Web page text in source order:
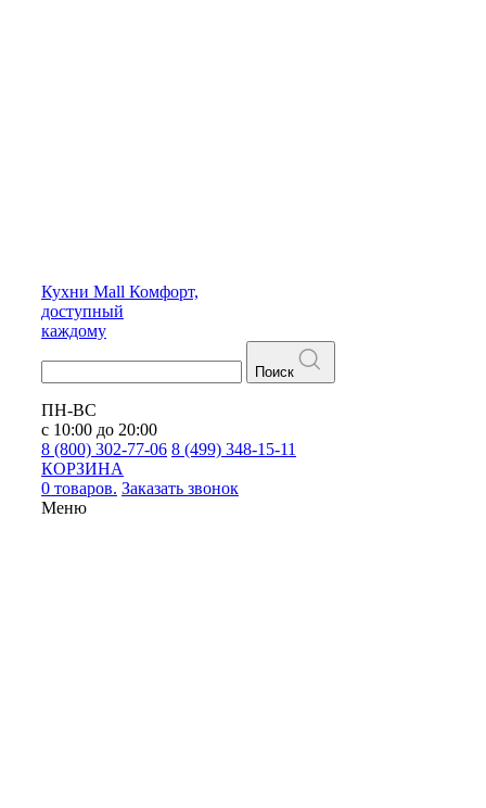
Кухни Mall Комфорт,
доступный
каждому
Поиск
ПН-ВС
с 10:00 до 20:00
8 (800) 302-77-06 8 (499) 348-15-11
КОРЗИНА
0 товаров. Заказать звонок
Меню